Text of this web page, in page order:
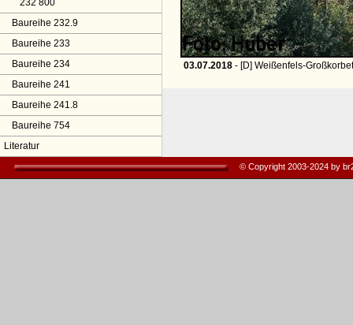
232 800
Baureihe 232.9
Baureihe 233
Baureihe 234
Baureihe 241
Baureihe 241.8
Baureihe 754
Literatur
03.07.2018- [D] Weißenfels-
© Copyright 2003-2024 by